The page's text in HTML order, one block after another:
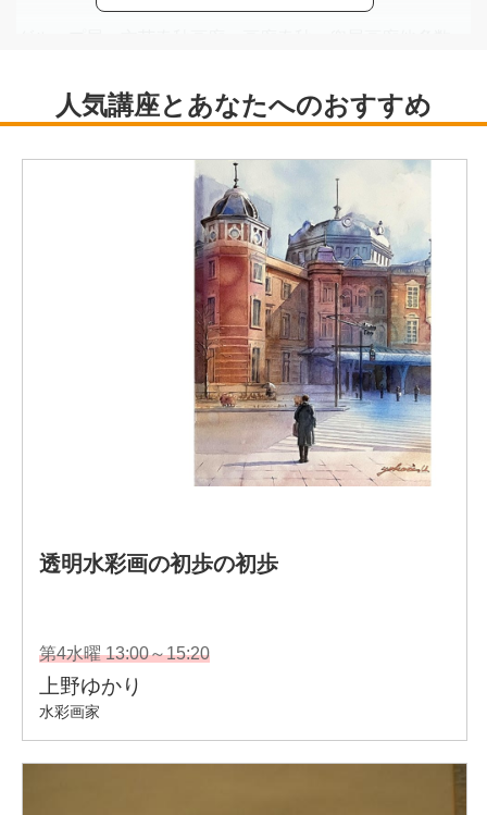
元第一美術協会会員 現在無所属